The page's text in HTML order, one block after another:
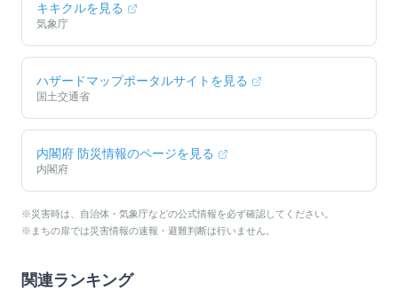
キキクルを見る
気象庁
ハザードマップポータルサイトを見る
国土交通省
内閣府 防災情報のページを見る
内閣府
※災害時は、自治体・気象庁などの公式情報を必ず確認してください。
※まちの扉では災害情報の速報・避難判断は行いません。
関連ランキング